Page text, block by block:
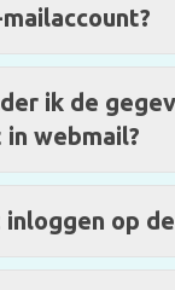
ik de
webmail?
inloggen op